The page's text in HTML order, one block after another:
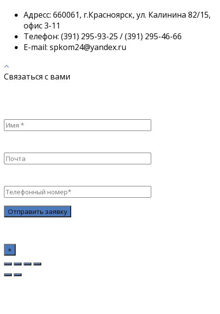
Адресс: 660061, г.Красноярск, ул. Калинина 82/15,
офис 3-11
Телефон: (391) 295-93-25 / (391) 295-46-66
E-mail: spkom24@yandex.ru
Связаться с вами
×